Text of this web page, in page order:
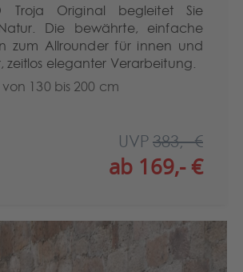
Troja Original begleitet Sie
Die bewährte, einfache
zum Allrounder für innen und
zeitlos eleganter Verarbeitung.
130 bis 200 cm
ab 169,- €
UVP383,- €